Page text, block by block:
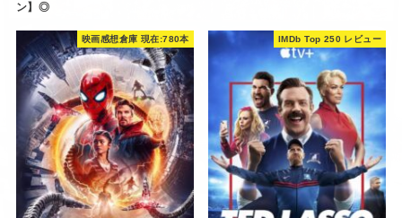
ン】◎
映画感想倉庫 現在:780本 IMDb Top 250 レビュー